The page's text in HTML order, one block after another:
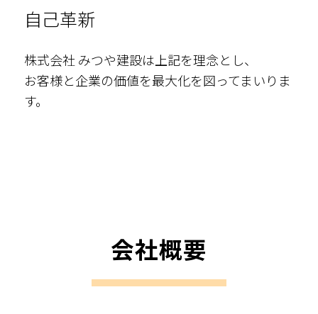
自己革新
株式会社 みつや建設は上記を理念とし、
お客様と企業の価値を最大化を図ってまいりま
す。
会社概要